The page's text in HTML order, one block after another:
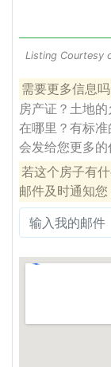
Listing Courtesy
需要更多信息吗
房产证？土地
在哪里？有标
会发给您更多的
若这个房子有
邮件及时通知您